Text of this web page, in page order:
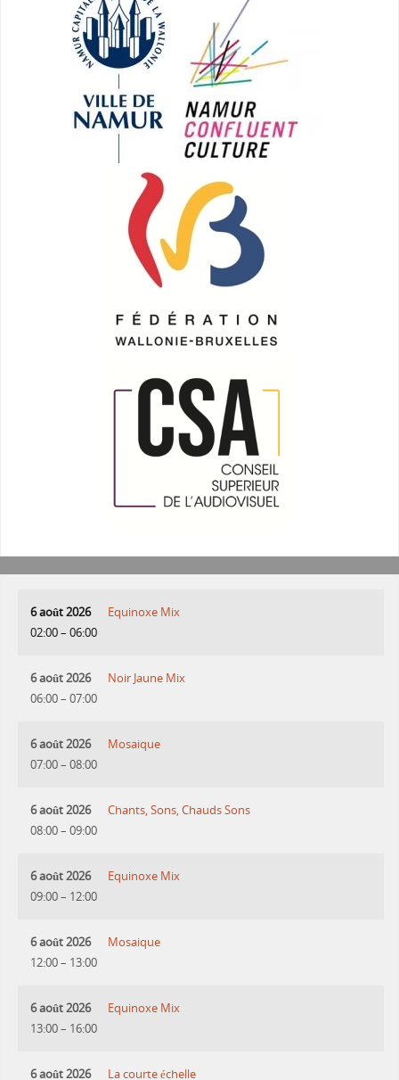
6 août 2026
02:00– 06:00
Equinoxe Mix
6 août 2026
06:00– 07:00
Noir Jaune Mix
6 août 2026
07:00– 08:00
Mosaique
6 août 2026
08:00– 09:00
Chants, Sons, Chauds Sons
6 août 2026
09:00– 12:00
Equinoxe Mix
6 août 2026
12:00– 13:00
Mosaique
6 août 2026
13:00– 16:00
Equinoxe Mix
6 août 2026 La courte échelle